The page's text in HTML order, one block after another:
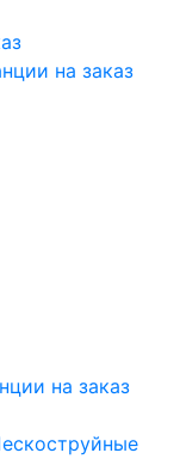
на заказ
на заказ